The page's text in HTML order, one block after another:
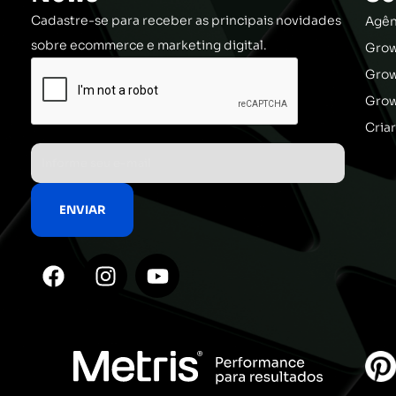
Cadastre-se para receber as principais novidades
sobre ecommerce e marketing digital.
F
a
I
n
a
g
Y
o
u
b